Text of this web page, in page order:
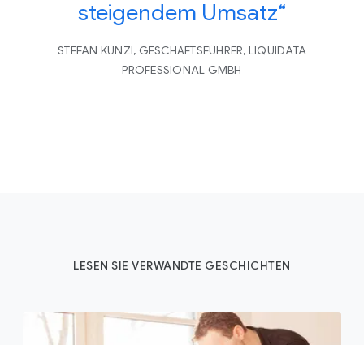
steigendem Umsatz“
STEFAN KÜNZI, GESCHÄFTSFÜHRER, LIQUIDATA
PROFESSIONAL GMBH
LESEN SIE VERWANDTE GESCHICHTEN